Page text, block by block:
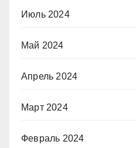
Июль 2024
Май 2024
Апрель 2024
Март 2024
Февраль 2024